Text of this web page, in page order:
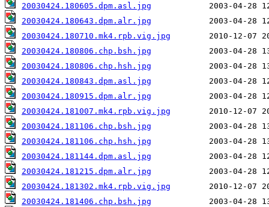
20030424.180605.dpm.asl.jpg
20030424.180643.dpm.alr.jpg
20030424.180710.mk4.rpb.vig.jpg
20030424.180806.chp.bsh.jpg
20030424.180806.chp.hsh.jpg
20030424.180843.dpm.asl.jpg
20030424.180915.dpm.alr.jpg
20030424.181007.mk4.rpb.vig.jpg
20030424.181106.chp.bsh.jpg
20030424.181106.chp.hsh.jpg
20030424.181144.dpm.asl.jpg
20030424.181215.dpm.alr.jpg
20030424.181302.mk4.rpb.vig.jpg
20030424.181406.chp.bsh.jpg